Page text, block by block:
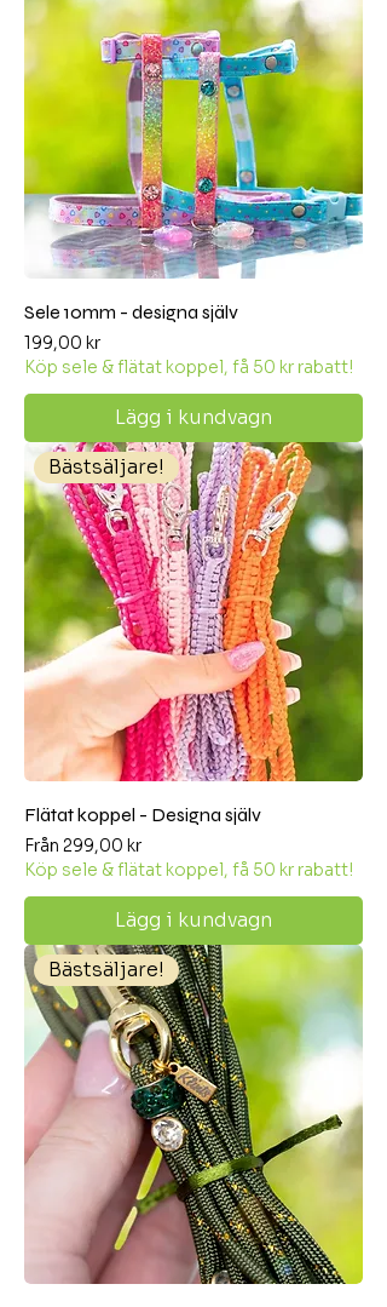
Sele 10mm - designa själv
Pris
199,00 kr
Köp sele & flätat koppel, få 50 kr rabatt!
Lägg i kundvagn
Bästsäljare!
Flätat koppel - Designa själv
Från 299,00 kr
Reapris
Köp sele & flätat koppel, få 50 kr rabatt!
Lägg i kundvagn
Bästsäljare!